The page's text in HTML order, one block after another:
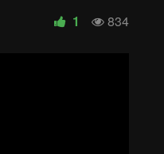
834
1